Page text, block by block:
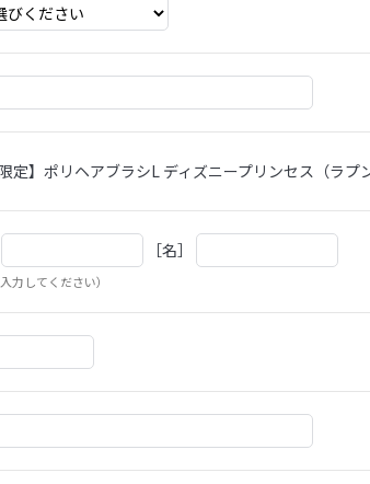
限定】ポリヘアブラシL ディズニープリンセス（ラプ
［名］
力してください）